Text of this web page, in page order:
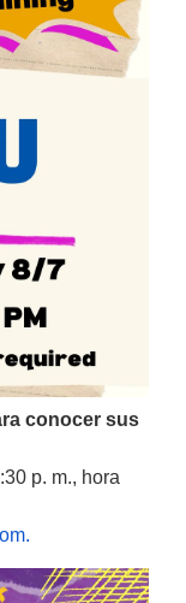
conocer sus
p. m., hora